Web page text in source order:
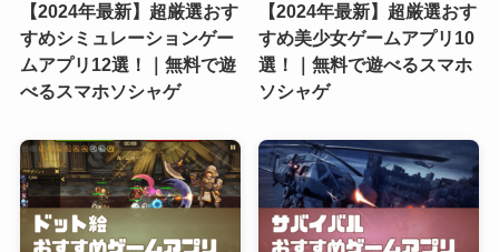
【2024年最新】超厳選おす
すめシミュレーションゲー
ムアプリ12選！｜無料で遊
べるスマホソシャゲ
【2024年最新】超厳選おす
すめ美少女ゲームアプリ10
選！｜無料で遊べるスマホ
ソシャゲ